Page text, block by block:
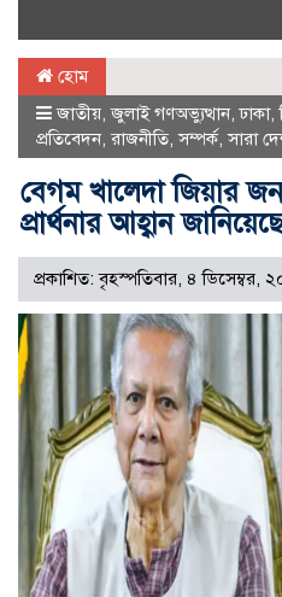
হোম
জাতীয়,জুলাই গণঅভ্যুত্থান,ঢাকা,
প্রতিবেদন, রাজনীতি,সম্পর্ক,সারা
বেগম খালেদা জিয়ার
প্রার্থনার আহ্বান
প্রকাশিত: বৃহস্পতিবার, ৪ ডিসেম্বর,